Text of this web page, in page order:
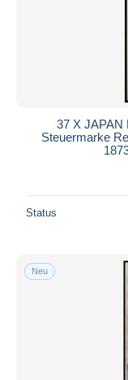
37 X JAPAN
Steuermarke
Status
Neu